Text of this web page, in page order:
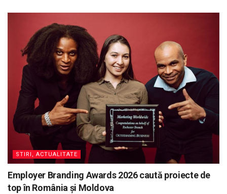
STIRI, ACTUALITATE
Employer Branding Awards 2026 caută proiecte de
top în România și Moldova